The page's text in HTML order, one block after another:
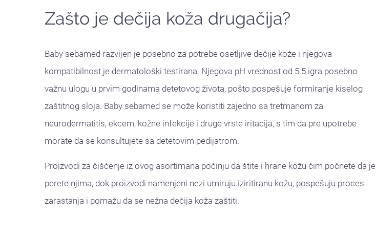
Zašto je dečija koža drugačija?
Baby sebamed razvijen je posebno za potrebe osetljive dečije kože i njegova
kompatibilnost je dermatološki testirana. Njegova pH vrednost od 5.5 igra posebno
važnu ulogu u prvim godinama detetovog života, pošto pospešuje formiranje kiselog
zaštitnog sloja. Baby sebamed se može koristiti zajedno sa tretmanom za
neurodermatitis, ekcem, kožne infekcije i druge vrste iritacija, s tim da pre upotrebe
morate da se konsultujete sa detetovim pedijatrom.
Proizvodi za čišćenje iz ovog asortimana počinju da štite i hrane kožu čim počnete da je
perete njima, dok proizvodi namenjeni nezi umiruju iziritiranu kožu, pospešuju proces
zarastanja i pomažu da se nežna dečija koža zaštiti.